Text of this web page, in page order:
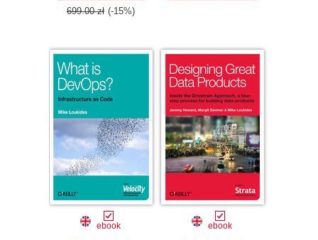
699.00 zł (-15%)
ebook ebook